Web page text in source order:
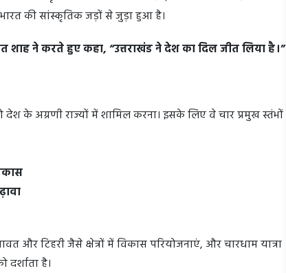
की सांस्कृतिक जड़ों से जुड़ा हुआ है।
शाह ने करते हुए कहा, “उत्तराखंड ने देश का दिल जीत लिया है।”
देश के अग्रणी राज्यों में शामिल करना। इसके लिए वे चार प्रमुख स्तंभों
और टिहरी जैसे क्षेत्रों में विकास परियोजनाएं, और चारधाम यात्रा
है।